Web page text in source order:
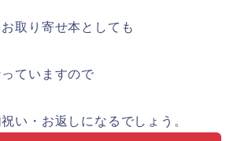
取り寄せ本としても
ていますので
い・お返しになるでしょう。